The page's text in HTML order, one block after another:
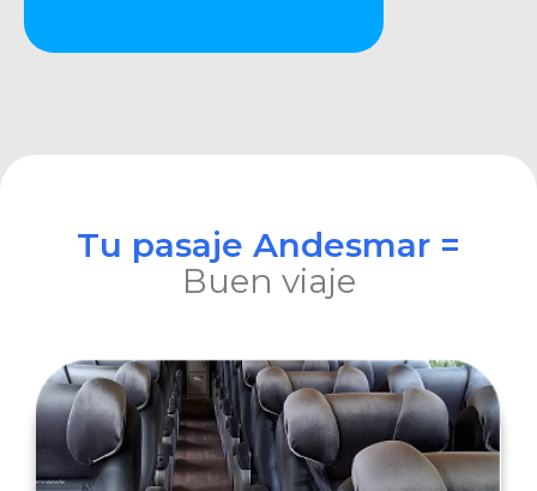
Tu pasaje Andesmar =
Buen viaje